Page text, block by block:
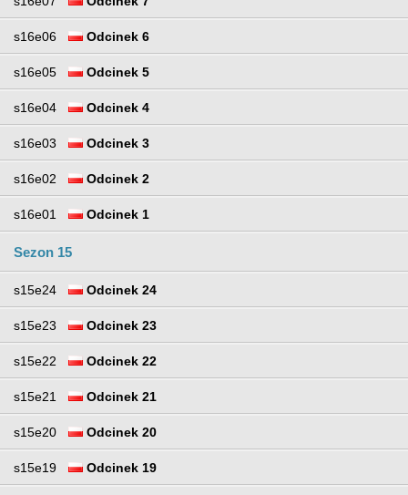
s16e06 Odcinek 6
s16e05 Odcinek 5
s16e04 Odcinek 4
s16e03 Odcinek 3
s16e02 Odcinek 2
s16e01 Odcinek 1
Sezon 15
s15e24 Odcinek 24
s15e23 Odcinek 23
s15e22 Odcinek 22
s15e21 Odcinek 21
s15e20 Odcinek 20
s15e19 Odcinek 19